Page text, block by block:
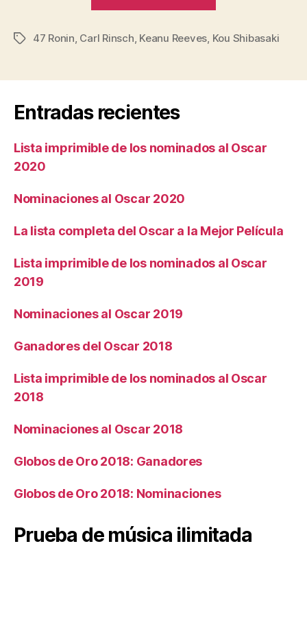
película»
Etiquetas
47 Ronin, Carl Rinsch, Keanu Reeves, Kou Shibasaki
Entradas recientes
Lista imprimible de los nominados al Oscar
2020
Nominaciones al Oscar 2020
La lista completa del Oscar a la Mejor Película
Lista imprimible de los nominados al Oscar
2019
Nominaciones al Oscar 2019
Ganadores del Oscar 2018
Lista imprimible de los nominados al Oscar
2018
Nominaciones al Oscar 2018
Globos de Oro 2018: Ganadores
Globos de Oro 2018: Nominaciones
Prueba de música ilimitada